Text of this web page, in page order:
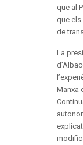
que al
que
de
La
Manxa